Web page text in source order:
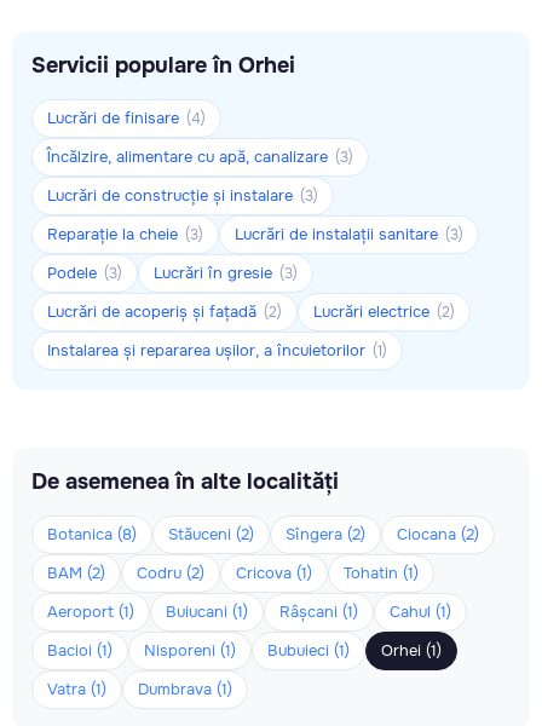
Servicii populare în Orhei
Lucrări de finisare (4)
Încălzire, alimentare cu apă, canalizare (3)
Lucrări de construcție și instalare (3)
Reparație la cheie (3) Lucrări de instalații sanitare (3)
Podele (3) Lucrări în gresie (3)
Lucrări de acoperiș și fațadă (2) Lucrări electrice (2)
Instalarea și repararea ușilor, a încuietorilor (1)
De asemenea în alte localități
Botanica (8) Stăuceni (2) Sîngera (2)
Ciocana (2)
BAM (2)
Codru (2) Cricova (1)
Tohatin (1)
Aeroport (1)
Buiucani (1) Râșcani (1)
Cahul (1)
Bacioi (1)
Nisporeni (1) Bubuieci (1)
Orhei (1)
Vatra (1)
Dumbrava (1)